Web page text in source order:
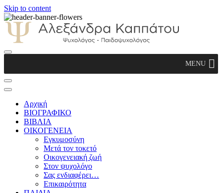
Skip to content
Παιδοψυχολόγος
MENU
Αρχική
ΒΙΟΓΡΑΦΙΚΟ
ΒΙΒΛΙΑ
ΟΙΚΟΓΕΝΕΙΑ
Εγκυμοσύνη
Μετά τον τοκετό
Οικογενειακή ζωή
Στον ψυχολόγο
Σας ενδιαφέρει…
Επικαιρότητα